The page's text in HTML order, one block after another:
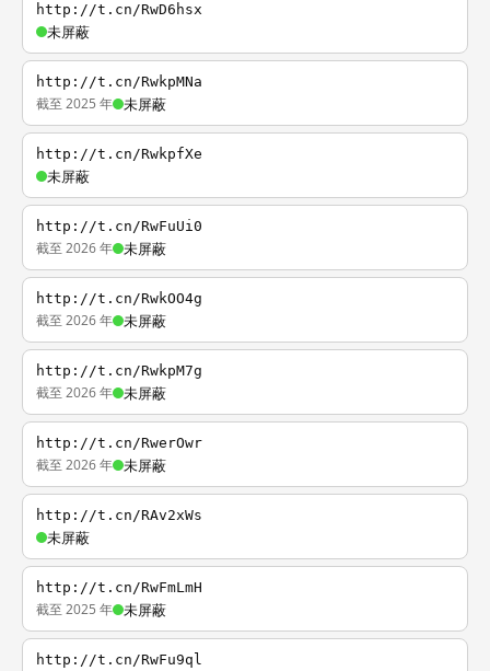
http://t.cn/RwD6hsx
未屏蔽
http://t.cn/RwkpMNa
截至 2025 年 未屏蔽
http://t.cn/RwkpfXe
未屏蔽
http://t.cn/RwFuUi0
截至 2026 年 未屏蔽
http://t.cn/RwkOO4g
截至 2026 年 未屏蔽
http://t.cn/RwkpM7g
截至 2026 年 未屏蔽
http://t.cn/RwerOwr
截至 2026 年 未屏蔽
http://t.cn/RAv2xWs
未屏蔽
http://t.cn/RwFmLmH
截至 2025 年 未屏蔽
http://t.cn/RwFu9ql